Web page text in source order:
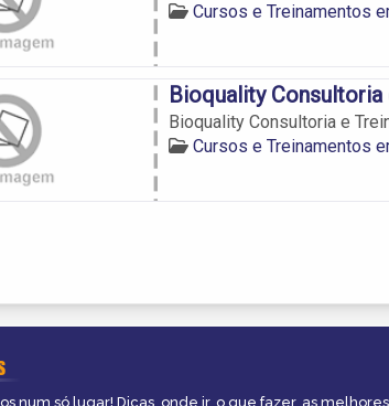
Cursos e Treinamentos
Bioquality
Bioquality Consultoria e
Cursos e Treinamentos
num só lugar! Dicas, onde ir, o que fazer, as melhores